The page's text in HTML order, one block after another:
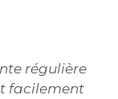
régulière
facilement